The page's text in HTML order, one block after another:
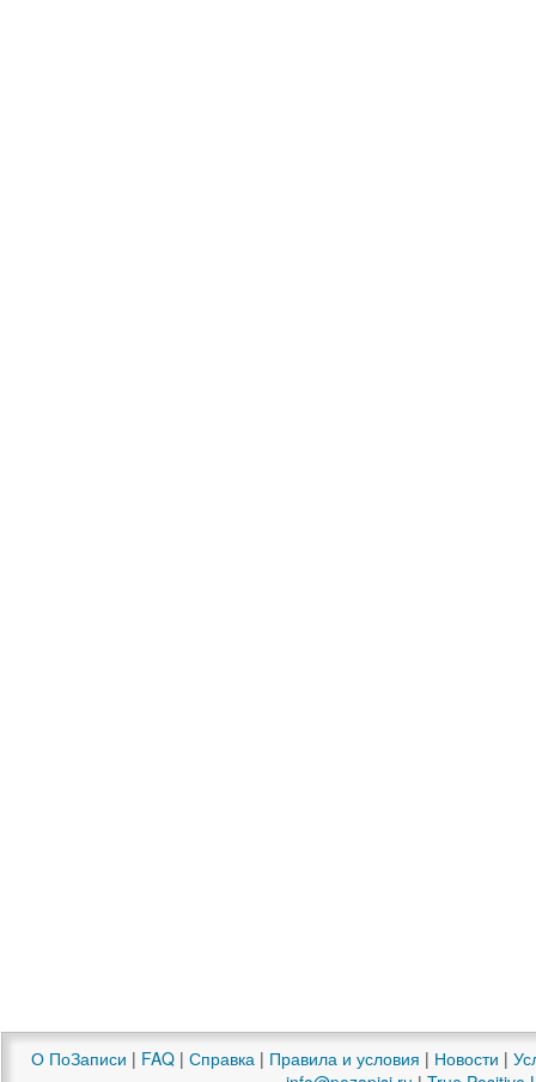
О ПоЗаписи | FAQ | Справка | Правила и условия | Новости |